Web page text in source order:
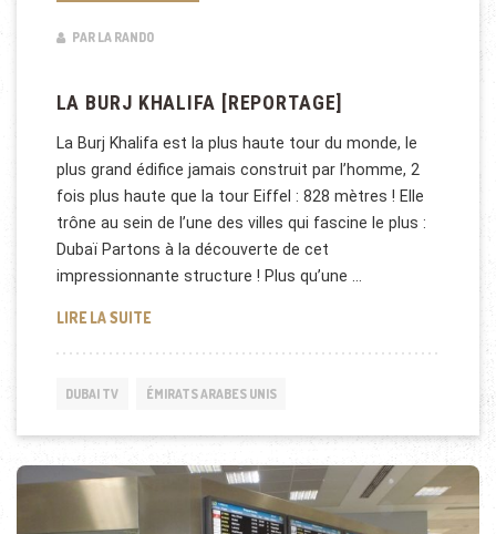
PAR LA RANDO
LA BURJ KHALIFA [REPORTAGE]
La Burj Khalifa est la plus haute tour du monde, le
plus grand édifice jamais construit par l’homme, 2
fois plus haute que la tour Eiffel : 828 mètres ! Elle
trône au sein de l’une des villes qui fascine le plus :
Dubaï Partons à la découverte de cet
impressionnante structure ! Plus qu’une …
LIRE LA SUITELA BURJ KHALIFA [REPORTAGE]
DUBAI TV ÉMIRATS ARABES UNIS